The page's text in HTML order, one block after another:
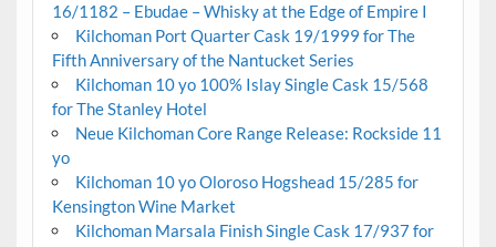
16/1182 – Ebudae – Whisky at the Edge of Empire I
Kilchoman Port Quarter Cask 19/1999 for The
Fifth Anniversary of the Nantucket Series
Kilchoman 10 yo 100% Islay Single Cask 15/568
for The Stanley Hotel
Neue Kilchoman Core Range Release: Rockside 11
yo
Kilchoman 10 yo Oloroso Hogshead 15/285 for
Kensington Wine Market
Kilchoman Marsala Finish Single Cask 17/937 for